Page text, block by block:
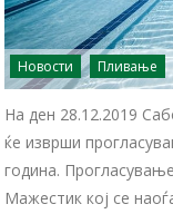
Новости Пливање
На ден 28.12.2019
ќе изврши
година.
Мажестик кој се